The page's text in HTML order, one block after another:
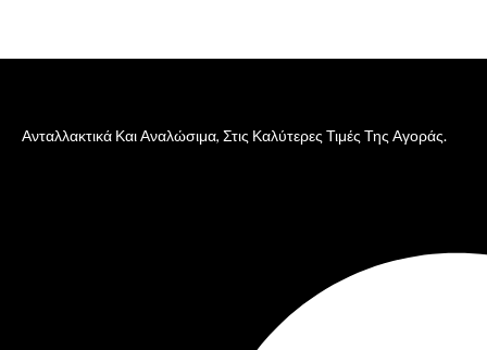
Ανταλλακτικά Και Αναλώσιμα, Στις Καλύτερες Τιμές Της Αγοράς.